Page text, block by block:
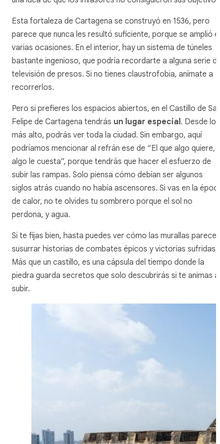
Esta fortaleza de Cartagena se construyó en 1536, pero
parece que nunca les resultó suficiente, porque se amplió
varias ocasiones. En el interior, hay un sistema de túneles
bastante ingenioso, que podría recordarte a alguna serie
televisión de presos. Si no tienes claustrofobia, anímate a
recorrerlos.
Pero si prefieres los espacios abiertos, en el Castillo de
Felipe de Cartagena tendrás un lugar especial. Desde lo
más alto, podrás ver toda la ciudad. Sin embargo, aquí
podríamos mencionar al refrán ese de “El que algo quiere,
algo le cuesta”, porque tendrás que hacer el esfuerzo de
subir las rampas. Solo piensa cómo debían ser algunos
siglos atrás cuando no había ascensores. Si vas en la
de calor, no te olvides tu sombrero porque el sol no
perdona, y agua.
Si te fijas bien, hasta puedes ver cómo las murallas parecen
susurrar historias de combates épicos y victorias sufridas.
Más que un castillo, es una cápsula del tiempo donde la
piedra guarda secretos que solo descubrirás si te animas a
subir.